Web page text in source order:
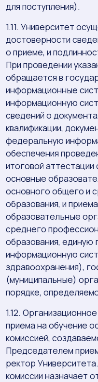
для поступления).
1.11. Университет
достоверности
о приеме, и
При проведении
обращается в
информационные
информационную
сведений о
квалификации,
федеральную
обеспечения
итоговой
основные
основного общего и
образования, и
образовательные
среднего
образования, единую
информационную
здравоохранения),
(муниципальные)
порядке,
1.12.
приема на обучение
комиссией,
Председателем
ректор
комиссии назначает